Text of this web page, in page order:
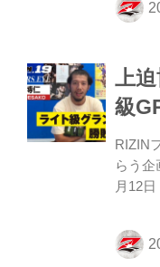
たぞ！
カー
≫
合予想
級
イト
ト級G...
上
級
RIZIN
らう企
月12
はな
たぞ！